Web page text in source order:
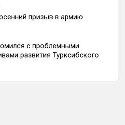
призыв в армию
с проблемными
развития Турксибского